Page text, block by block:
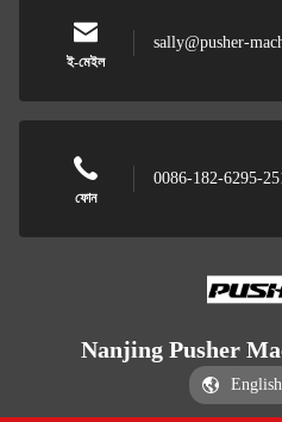
ই-মেইল
sally@pusher-
ফোন
0086-182-6295-
Nanjing Pusher